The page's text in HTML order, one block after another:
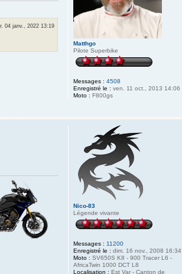
Matthgo
Pilote Superbike
Messages : 4508
Enregistré le : ven. 11 oct., 2013 14:06
Moto : F800gs
04 janv., 2022 13:19
Nico-83
Légende vivante
Messages : 11200
Enregistré le : dim. 16 nov., 2008 16:34
Moto : SV650S K8 - 900 Tracer L6 -
AfricaTwin 1000 DCT L8
Localisation : Est Var - Canton de